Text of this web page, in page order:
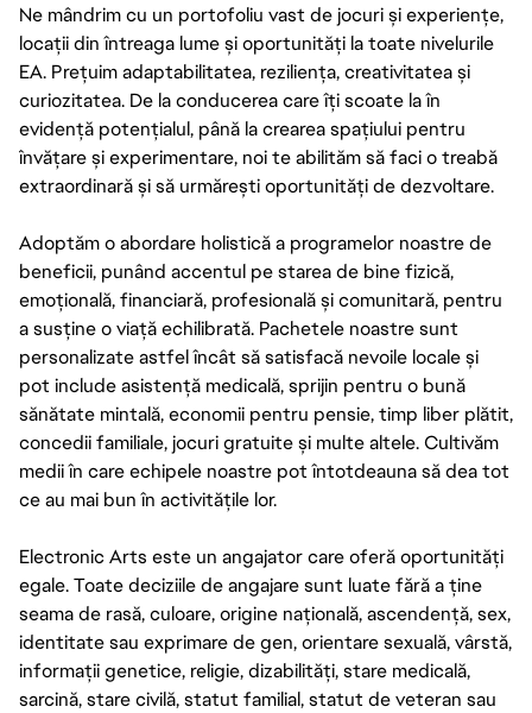
Ne mândrim cu un portofoliu vast de jocuri și experiențe,
locații din întreaga lume și oportunități la toate nivelurile
EA. Prețuim adaptabilitatea, reziliența, creativitatea și
curiozitatea. De la conducerea care îți scoate la în
evidență potențialul, până la crearea spațiului pentru
învățare și experimentare, noi te abilităm să faci o treabă
extraordinară și să urmărești oportunități de dezvoltare.
Adoptăm o abordare holistică a programelor noastre de
beneficii, punând accentul pe starea de bine fizică,
emoțională, financiară, profesională și comunitară, pentru
a susține o viață echilibrată. Pachetele noastre sunt
personalizate astfel încât să satisfacă nevoile locale și
pot include asistență medicală, sprijin pentru o bună
sănătate mintală, economii pentru pensie, timp liber plătit,
concedii familiale, jocuri gratuite și multe altele. Cultivăm
medii în care echipele noastre pot întotdeauna să dea tot
ce au mai bun în activitățile lor.
Electronic Arts este un angajator care oferă oportunități
egale. Toate deciziile de angajare sunt luate fără a ține
seama de rasă, culoare, origine națională, ascendență, sex,
identitate sau exprimare de gen, orientare sexuală, vârstă,
informații genetice, religie, dizabilități, stare medicală,
sarcină, stare civilă, statut familial, statut de veteran sau